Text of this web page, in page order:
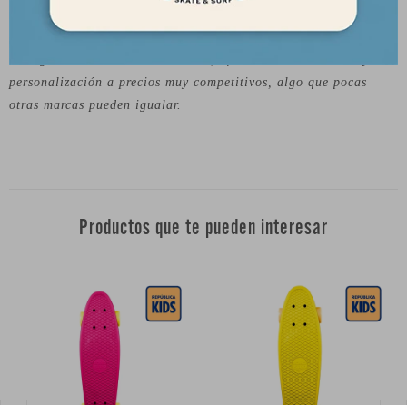
adornan cada tabla. Esto convierte la producción de cada
skateboard en una experiencia única. La marca se posiciona en
personalización a precios muy competitivos, algo que pocas
otras marcas pueden igualar.
Productos que te pueden interesar